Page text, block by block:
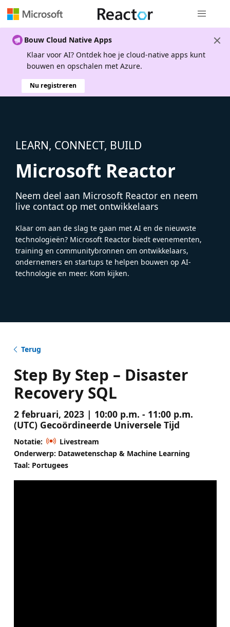
Bouw Cloud Native Apps
Klaar voor AI? Ontdek hoe je cloud-native apps kunt
bouwen en opschalen met Azure.
Nu registreren
LEARN, CONNECT, BUILD
Microsoft Reactor
Neem deel aan Microsoft Reactor en neem
live contact op met ontwikkelaars
Klaar om aan de slag te gaan met AI en de nieuwste
technologieën? Microsoft Reactor biedt evenementen,
training en communitybronnen om ontwikkelaars,
ondernemers en startups te helpen bouwen op AI-
technologie en meer. Kom kijken.
Terug
Step By Step – Disaster
Recovery SQL
2 februari, 2023 | 10:00 p.m. - 11:00 p.m.
(UTC) Gecoördineerde Universele Tijd
Notatie:
Livestream
Onderwerp: Datawetenschap & Machine Learning
Taal: Portugees